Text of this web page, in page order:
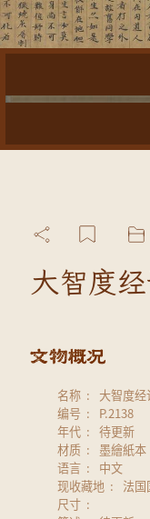
大智度
名称
大智度经
编号
P.2138
年代
待更新
材质
墨繪紙本
语言
中文
现收藏地
法国
尺寸